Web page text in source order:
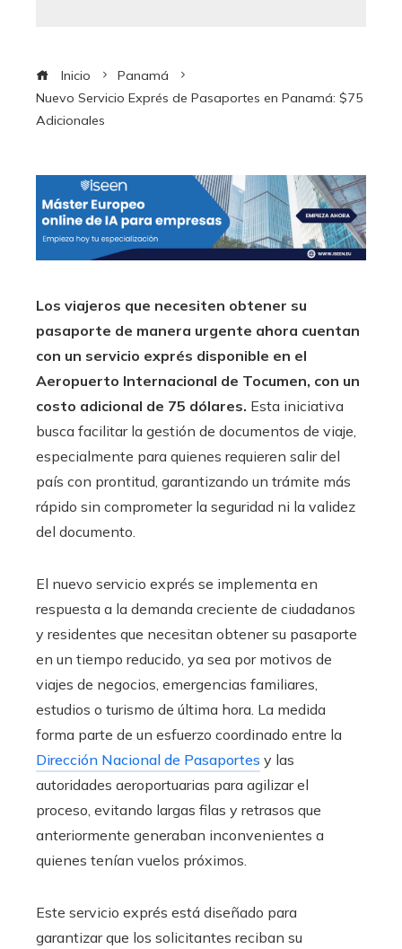
Inicio
Panamá
Nuevo Servicio Exprés de Pasaportes en Panamá: $75
Adicionales
Los viajeros que necesiten obtener su
pasaporte de manera urgente ahora cuentan
con un servicio exprés disponible en el
Aeropuerto Internacional de Tocumen, con un
costo adicional de 75 dólares. Esta iniciativa
busca facilitar la gestión de documentos de viaje,
especialmente para quienes requieren salir del
país con prontitud, garantizando un trámite más
rápido sin comprometer la seguridad ni la validez
del documento.
El nuevo servicio exprés se implementa en
respuesta a la demanda creciente de ciudadanos
y residentes que necesitan obtener su pasaporte
en un tiempo reducido, ya sea por motivos de
viajes de negocios, emergencias familiares,
estudios o turismo de última hora. La medida
forma parte de un esfuerzo coordinado entre la
Dirección Nacional de Pasaportes y las
autoridades aeroportuarias para agilizar el
proceso, evitando largas filas y retrasos que
anteriormente generaban inconvenientes a
quienes tenían vuelos próximos.
Este servicio exprés está diseñado para
garantizar que los solicitantes reciban su